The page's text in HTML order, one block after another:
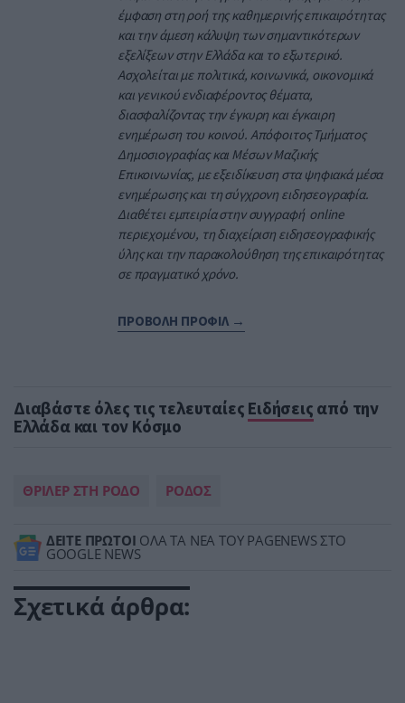
έμφαση στη ροή της καθημερινής επικαιρότητας
και την άμεση κάλυψη των σημαντικότερων
εξελίξεων στην Ελλάδα και το εξωτερικό.
Ασχολείται με πολιτικά, κοινωνικά, οικονομικά
και γενικού ενδιαφέροντος θέματα,
διασφαλίζοντας την έγκυρη και έγκαιρη
ενημέρωση του κοινού. Απόφοιτος Τμήματος
Δημοσιογραφίας και Μέσων Μαζικής
Επικοινωνίας, με εξειδίκευση στα ψηφιακά μέσα
ενημέρωσης και τη σύγχρονη ειδησεογραφία.
Διαθέτει εμπειρία στην συγγραφή online
περιεχομένου, τη διαχείριση ειδησεογραφικής
ύλης και την παρακολούθηση της επικαιρότητας
σε πραγματικό χρόνο.
ΠΡΟΒΟΛΗ ΠΡΟΦΙΛ →
Διαβάστε όλες τις τελευταίες Ειδήσεις από την
Ελλάδα και τον Κόσμο
ΘΡΙΛΕΡ ΣΤΗ ΡΟΔΟ ΡΟΔΟΣ
ΔΕΙΤΕ ΠΡΩΤΟΙ ΟΛΑ ΤΑ ΝΕΑ ΤΟΥ PAGENEWS ΣΤΟ
GOOGLE NEWS
Σχετικά άρθρα: